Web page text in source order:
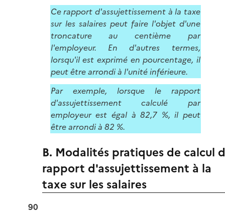
Ce rapport d'assujettissement à la taxe
sur les salaires peut faire l'objet d'une
troncature au centième par
l'employeur. En d'autres termes,
lorsqu'il est exprimé en pourcentage, il
peut être arrondi à l'unité inférieure.
Par exemple, lorsque le rapport
d'assujettissement calculé par
employeur est égal à 82,7 %, il peut
être arrondi à 82 %.
B. Modalités pratiques de calcul
rapport d'assujettissement à la
taxe sur les salaires
90